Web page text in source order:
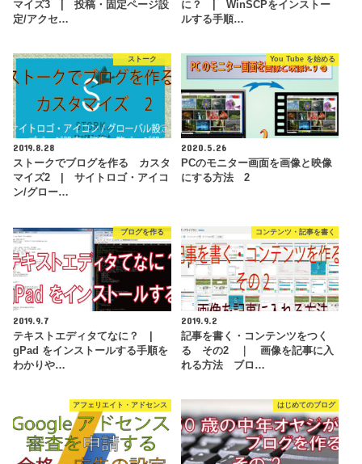
マイズ3 | 投稿・固定ページ設
定/アクセ…
に？ | WinSCPをインストー
ルする手順…
ストーク
2019.8.28
ストークでブログを作る カスタ
マイズ2 | サイトロゴ・アイコ
ン/グロー…
You Tube を始める
2020.5.26
PCのモニター画面を画像と映像
にする方法 2
ブログを作る
2019.9.7
テキストエディタてなに？ |
gPad をインストールする手順を
わかりや…
コンテンツ・記事を書く
2019.9.2
記事を書く・コンテンツをつく
る その2 ｜ 画像を記事に入
れる方法 ブロ…
アフェリエイト・アドセンス はじめてのブログ